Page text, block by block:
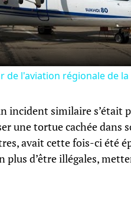
Video
de l'aviation régionale de la
incident similaire s’était
une tortue cachée dans
avait cette fois-ci été
d’être illégales,